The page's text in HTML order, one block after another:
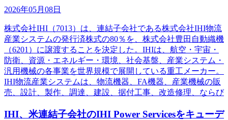
2026年05月08日
株式会社IHI（7013）は、連結子会社である株式会社IHI物流
産業システムの発行済株式の80％を、株式会社豊田自動織機
（6201）に譲渡することを決定した。IHIは、航空・宇宙・
防衛、資源・エネルギー・環境、社会基盤、産業システム・
汎用機械の各事業を世界規模で展開している重工メーカー。
IHI物流産業システムは、物流機器、FA機器、産業機械の販
売、設計、製作、調達、建設、据付工事、改造修理、ならび
IHI、米連結子会社のIHI Power Servicesをキューデ